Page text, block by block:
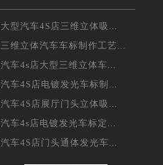
大型汽车4S店三维立体吸...
三维立体汽车车标制作工艺...
汽车4s店大型三维立体车...
汽车4S店电镀发光车标制...
汽车4S店展厅门头立体吸...
汽车4s店电镀发光车标定...
汽车4S店门头通体发光车...